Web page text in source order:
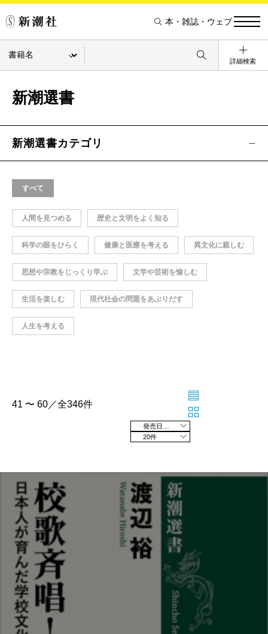
本・雑誌・ウェブ
詳細検索
新潮選書
新潮選書カテゴリ
すべて
人間を見つめる 歴史と文明をよく知る
科学の眼をひらく 健康と医療を考える 異文化に親しむ
思想や宗教をじっくり学ぶ 文学や芸術を愉しむ
生活を楽しむ 現代社会の問題をあぶりだす
人生を考える
41 〜 60／全346件
20件